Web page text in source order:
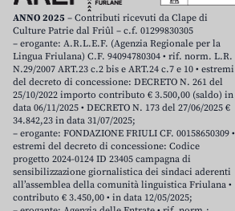
ANNO 2025 – Contributi ricevuti da Clape di
Culture Patrie dal Friûl – c.f. 01299830305
– erogante: A.R.L.E.F. (Agenzia Regionale per la
Lingua Friulana) C.F. 94094780304 • rif. norm. L.R.
N.29/2007 ART.23 c.2 bis e ART.24 c.7 e 10 • estremi
del decreto di concessione: DECRETO N. 261 del
25/10/2022 importo contributo € 3.500,00 (saldo) in
data 06/11/2025 • DECRETO N. 173 del 27/06/2025 €
34.842,23 in data 31/07/2025;
– erogante: FONDAZIONE FRIULI CF. 00158650309 •
estremi del decreto di concessione: Codice
progetto 2024-0124 ID 23405 campagna di
sensibilizzazione giornalistica dei sindaci aderenti
all’assemblea della comunità linguistica Friulana •
contributo € 3.450,00 • in data 12/05/2025;